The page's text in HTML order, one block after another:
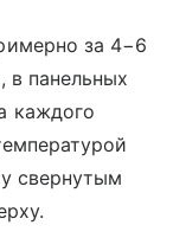
за 4−6
в панельных
каждого
свернутым